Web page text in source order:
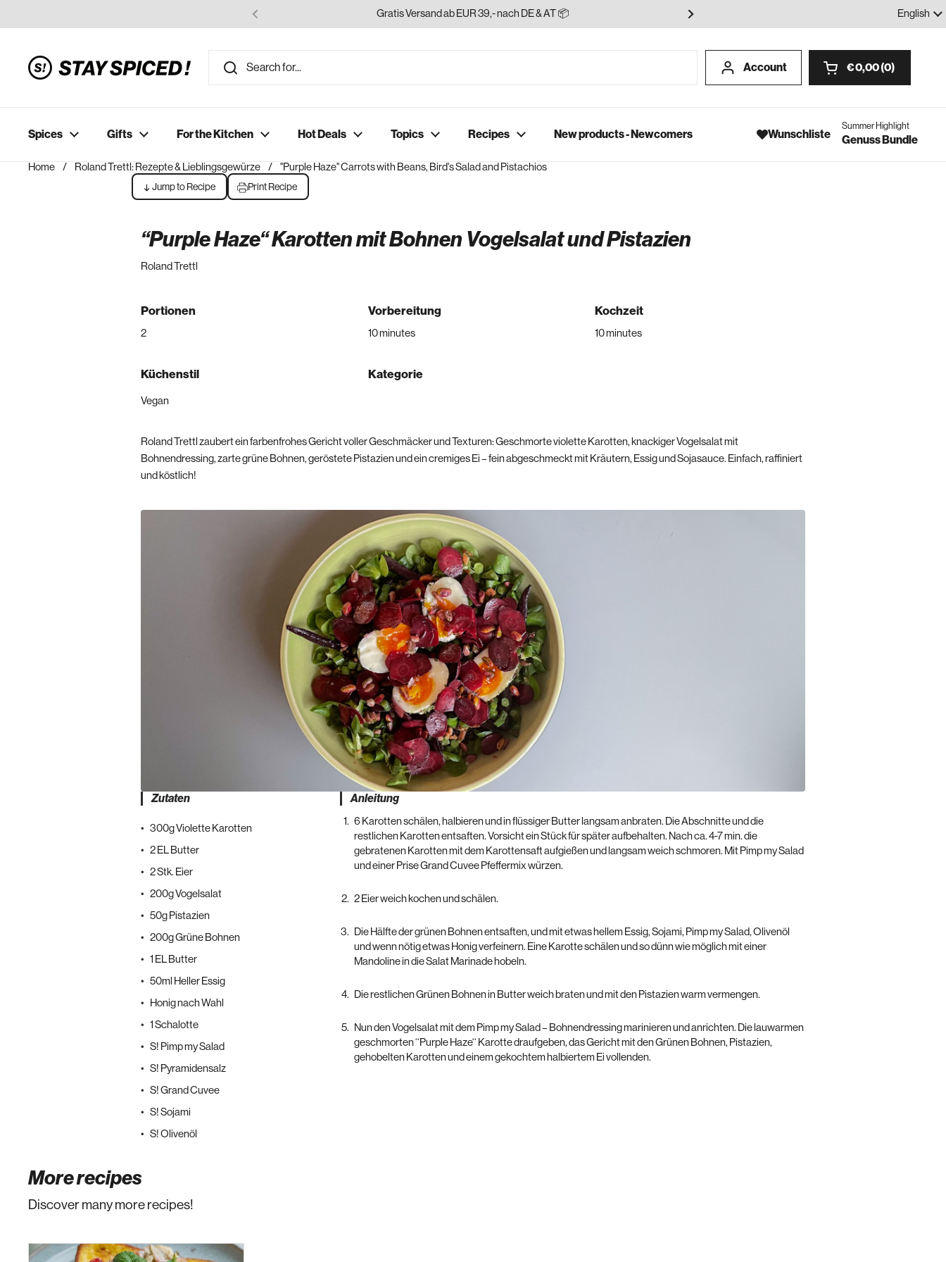
Gratis Versand ab EUR 39,- nach DE & AT 📦 100% Gewürze - OhneLanguage
English
Account Open cart
€ 0,00 0
Spices Gifts For the Kitchen Hot Deals Topics Recipes New products - Newcomers Wunschliste
Summer Highlight
Genuss Bundle
Home / Roland Trettl: Rezepte & Lieblingsgewürze / ''Purple Haze'' Carrots with Beans, Bird's Salad and Pistachios
Jump to Recipe Print Recipe
‘‘Purple Haze‘‘ Karotten mit Bohnen Vogelsalat und Pistazien
Roland Trettl
Portionen
2
Vorbereitung
10 minutes
Kochzeit
10 minutes
Küchenstil
Vegan
Kategorie
Roland Trettl zaubert ein farbenfrohes Gericht voller Geschmäcker und Texturen: Geschmorte violette Karotten, knackiger Vogelsalat mit
Bohnendressing, zarte grüne Bohnen, geröstete Pistazien und ein cremiges Ei – fein abgeschmeckt mit Kräutern, Essig und Sojasauce. Einfach, raffiniert
und köstlich!
Zutaten
300g Violette Karotten
2 EL Butter
2 Stk. Eier
200g Vogelsalat
50g Pistazien
200g Grüne Bohnen
1 EL Butter
50ml Heller Essig
Honig nach Wahl
1 Schalotte
S! Pimp my Salad
S! Pyramidensalz
S! Grand Cuvee
S! Sojami
S! Olivenöl
Anleitung
6 Karotten schälen, halbieren und in flüssiger Butter langsam anbraten. Die Abschnitte und die
restlichen Karotten entsaften. Vorsicht ein Stück für später aufbehalten. Nach ca. 4-7 min. die
gebratenen Karotten mit dem Karottensaft aufgießen und langsam weich schmoren. Mit Pimp my Salad
und einer Prise Grand Cuvee Pfeffermix würzen.
2 Eier weich kochen und schälen.
Die Hälfte der grünen Bohnen entsaften, und mit etwas hellem Essig, Sojami, Pimp my Salad, Olivenöl
und wenn nötig etwas Honig verfeinern. Eine Karotte schälen und so dünn wie möglich mit einer
Mandoline in die Salat Marinade hobeln.
Die restlichen Grünen Bohnen in Butter weich braten und mit den Pistazien warm vermengen.
Nun den Vogelsalat mit dem Pimp my Salad – Bohnendressing marinieren und anrichten. Die lauwarmen
geschmorten ‘‘Purple Haze‘‘ Karotte draufgeben, das Gericht mit den Grünen Bohnen, Pistazien,
gehobelten Karotten und einem gekochtem halbiertem Ei vollenden.
More recipes
Discover many more recipes!